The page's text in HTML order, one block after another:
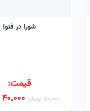
شورا در فتوا
قیمت:
50,000تومان 40,000